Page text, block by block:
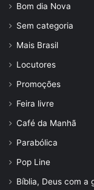
Bom dia Nova
Sem categoria
Mais Brasil
Locutores
Promoções
Feira livre
Café da Manhã
Parabólica
Pop Line
Bíblia, Deus com a